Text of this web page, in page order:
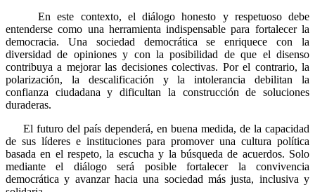
En este contexto, el diálogo honesto y respetuoso debe
entenderse como una herramienta indispensable para fortalecer la
democracia. Una sociedad democrática se enriquece con la
diversidad de opiniones y con la posibilidad de que el disenso
contribuya a mejorar las decisiones colectivas. Por el contrario, la
polarización, la descalificación y la intolerancia debilitan la
confianza ciudadana y dificultan la construcción de soluciones
duraderas.
El futuro del país dependerá, en buena medida, de la capacidad
de sus líderes e instituciones para promover una cultura política
basada en el respeto, la escucha y la búsqueda de acuerdos. Solo
mediante el diálogo será posible fortalecer la convivencia
democrática y avanzar hacia una sociedad más justa, inclusiva y